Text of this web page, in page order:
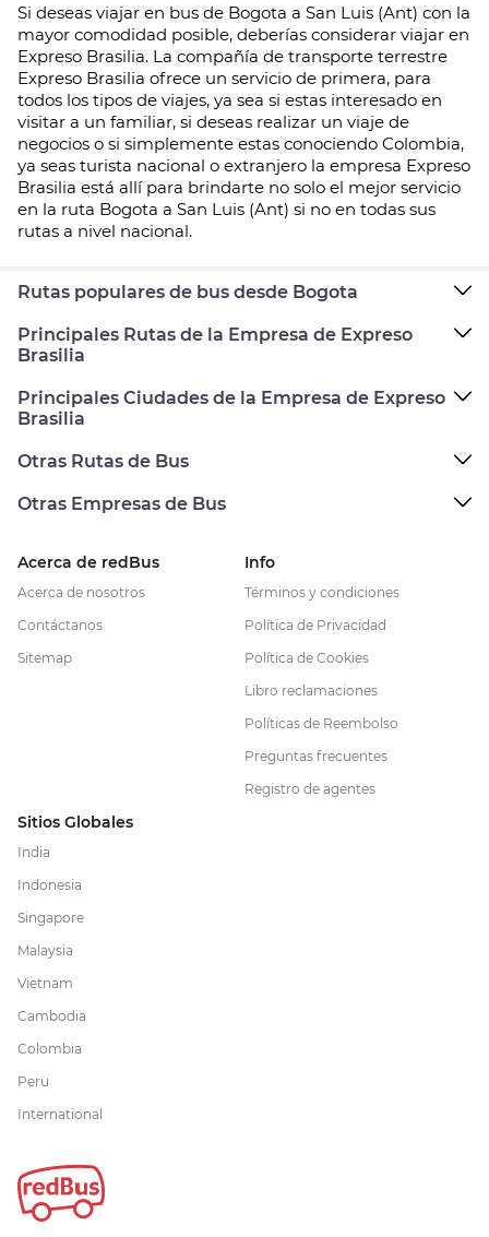
Si deseas viajar en bus de Bogota a San Luis (Ant) con la
mayor comodidad posible, deberías considerar viajar en
Expreso Brasilia. La compañía de transporte terrestre
Expreso Brasilia ofrece un servicio de primera, para
todos los tipos de viajes, ya sea si estas interesado en
visitar a un familiar, si deseas realizar un viaje de
negocios o si simplemente estas conociendo Colombia,
ya seas turista nacional o extranjero la empresa Expreso
Brasilia está allí para brindarte no solo el mejor servicio
en la ruta Bogota a San Luis (Ant) si no en todas sus
rutas a nivel nacional.
Rutas populares de bus desde Bogota
Principales Rutas de la Empresa de Expreso
Brasilia
Principales Ciudades de la Empresa de Expreso
Brasilia
Otras Rutas de Bus
Otras Empresas de Bus
Acerca de redBus
Acerca de nosotros
Contáctanos
Sitemap
Info
Términos y condiciones
Política de Privacidad
Política de Cookies
Libro reclamaciones
Políticas de Reembolso
Preguntas frecuentes
Registro de agentes
Sitios Globales
India
Indonesia
Singapore
Malaysia
Vietnam
Cambodia
Colombia
Peru
International